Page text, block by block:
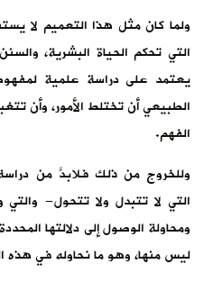
ولما كان مثل هذا التعميم لا
التي تحكم الحياة البشرية،
يعتمد على دراسة علمية
الطبيعي أن تختلط الأمور، وأن
الفهم.
وللخروج من ذلك فلابدَّ من
التي لا تتبدل ولا تتحول-
ومحاولة الوصول إلى دلالتها
ليس منها، وهو ما نحاوله في هذه